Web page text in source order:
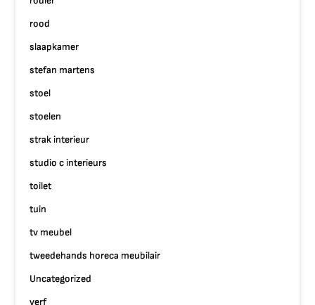
rood
slaapkamer
stefan martens
stoel
stoelen
strak interieur
studio c interieurs
toilet
tuin
tv meubel
tweedehands horeca meubilair
Uncategorized
verf